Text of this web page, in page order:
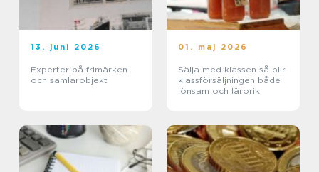
13. juni 2026
Experter på frimärken
och samlarobjekt
01. maj 2026
Sälja med klassen så blir
klassförsäljningen både
lönsam och lärorik